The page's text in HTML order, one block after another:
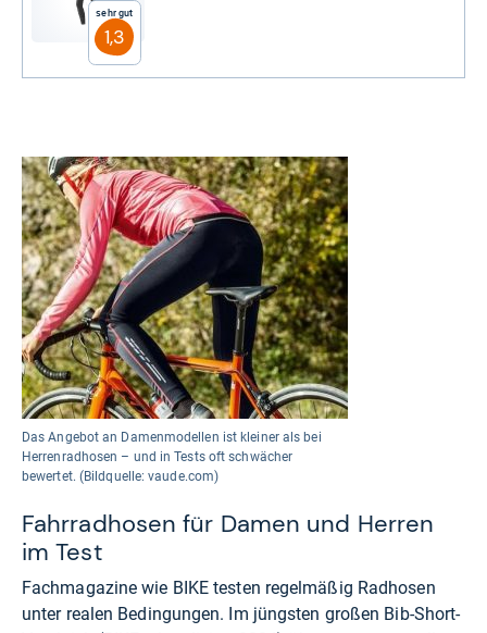
Sehr gut
1,3
Das Angebot an Damenmodellen ist kleiner als bei
Herrenradhosen – und in Tests oft schwächer
bewertet. (Bildquelle: vaude.com)
Fahrradhosen für Damen und Herren
im Test
Fachmagazine wie BIKE testen regelmäßig Radhosen
unter realen Bedingungen. Im jüngsten großen Bib-Short-